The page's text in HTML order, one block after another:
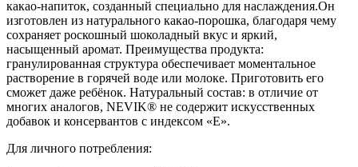
какао-напиток, созданный специально для наслаждения.Он
изготовлен из натурального какао-порошка, благодаря чему
сохраняет роскошный шоколадный вкус и яркий,
насыщенный аромат. Преимущества продукта:
гранулированная структура обеспечивает моментальное
растворение в горячей воде или молоке. Приготовить его
сможет даже ребёнок. Натуральный состав: в отличие от
многих аналогов, NEVIK® не содержит искусственных
добавок и консервантов с индексом «Е».
Для личного потребления: